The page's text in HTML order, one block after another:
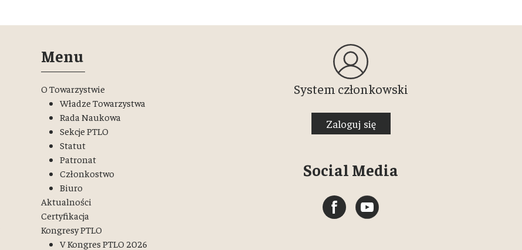
Menu
O Towarzystwie
Władze Towarzystwa
Rada Naukowa
Sekcje PTLO
Statut
Patronat
Członkostwo
Biuro
Aktualności
Certyfikacja
Kongresy PTLO
V Kongres PTLO 2026
System członkowski
Zaloguj się
Social Media